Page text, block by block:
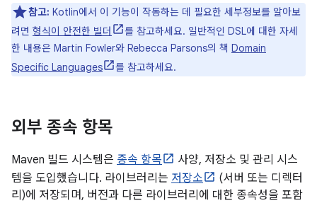
참고: Kotlin에서 이 기능이 작동하는 데 필요한 세부정보를 알아보
려면 형식이 안전한 빌더
를 참고하세요. 일반적인 DSL에 대한 자세
한 내용은 Martin Fowler와 Rebecca Parsons의 책 Domain
Specific Languages
를 참고하세요.
외부 종속 항목
Maven 빌드 시스템은 종속 항목
사양, 저장소 및 관리 시스
템을 도입했습니다. 라이브러리는 저장소
(서버 또는 디렉터
리)에 저장되며, 버전과 다른 라이브러리에 대한 종속성을 포함